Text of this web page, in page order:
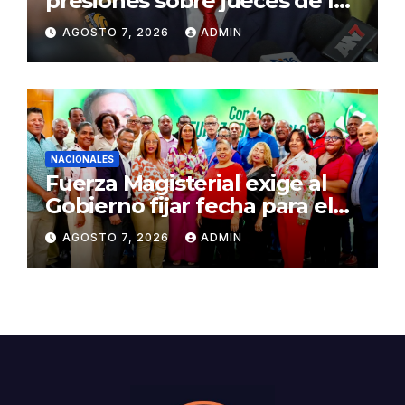
Suprema Corte de Justicia
AGOSTO 7, 2026 ADMIN
NACIONALES
Fuerza Magisterial exige al
Gobierno fijar fecha para el
pago de la Evaluación del
Desempeño
AGOSTO 7, 2026 ADMIN